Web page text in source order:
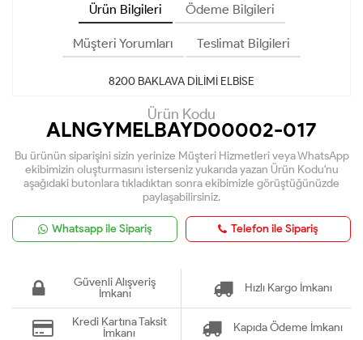
Ürün Bilgileri Ödeme Bilgileri
Müşteri Yorumları Teslimat Bilgileri
8200 BAKLAVA DİLİMİ ELBİSE
Ürün Kodu
ALNGYMELBAYD00002-017
Bu ürünün siparişini sizin yerinize Müşteri Hizmetleri veya WhatsApp
ekibimizin oluşturmasını isterseniz yukarıda yazan Ürün Kodu'nu
aşağıdaki butonlara tıkladıktan sonra ekibimizle görüştüğünüzde
paylaşabilirsiniz.
Whatsapp ile Sipariş Telefon ile Sipariş
Güvenli Alışveriş
İmkanı
Hızlı Kargo İmkanı
Kredi Kartına Taksit
İmkanı
Kapıda Ödeme İmkanı